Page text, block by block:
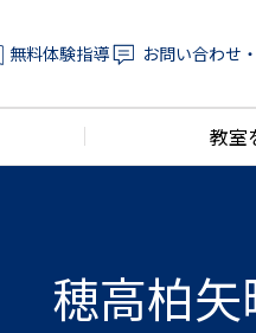
無料体験指導 お問い合わせ
教室
穂高柏